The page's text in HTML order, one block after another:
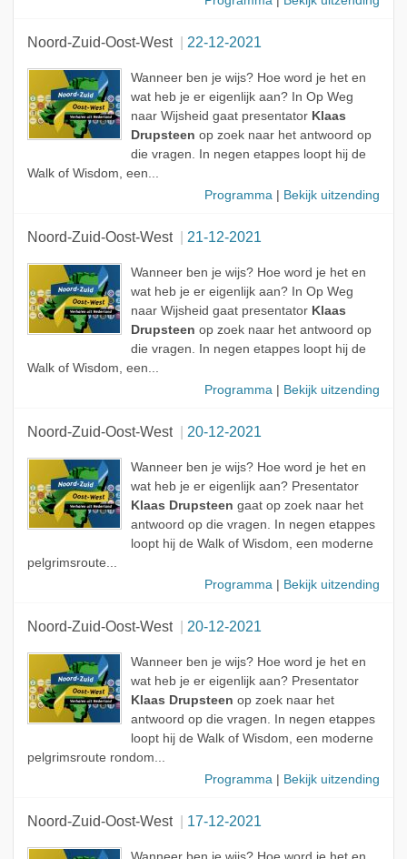
Noord-Zuid-Oost-West 22-12-2021
Wanneer ben je wijs? Hoe word je het en
wat heb je er eigenlijk aan? In Op Weg
naar Wijsheid gaat presentator Klaas
Drupsteen op zoek naar het antwoord op
die vragen. In negen etappes loopt hij de
Walk of Wisdom, een...
Programma
Bekijk uitzending
Noord-Zuid-Oost-West 21-12-2021
Wanneer ben je wijs? Hoe word je het en
wat heb je er eigenlijk aan? In Op Weg
naar Wijsheid gaat presentator Klaas
Drupsteen op zoek naar het antwoord op
die vragen. In negen etappes loopt hij de
Walk of Wisdom, een...
Programma
Bekijk uitzending
Noord-Zuid-Oost-West 20-12-2021
Wanneer ben je wijs? Hoe word je het en
wat heb je er eigenlijk aan? Presentator
Klaas Drupsteen gaat op zoek naar het
antwoord op die vragen. In negen etappes
loopt hij de Walk of Wisdom, een moderne
pelgrimsroute...
Programma
Bekijk uitzending
Noord-Zuid-Oost-West 20-12-2021
Wanneer ben je wijs? Hoe word je het en
wat heb je er eigenlijk aan? Presentator
Klaas Drupsteen op zoek naar het
antwoord op die vragen. In negen etappes
loopt hij de Walk of Wisdom, een moderne
pelgrimsroute rondom...
Programma
Bekijk uitzending
Noord-Zuid-Oost-West 17-12-2021